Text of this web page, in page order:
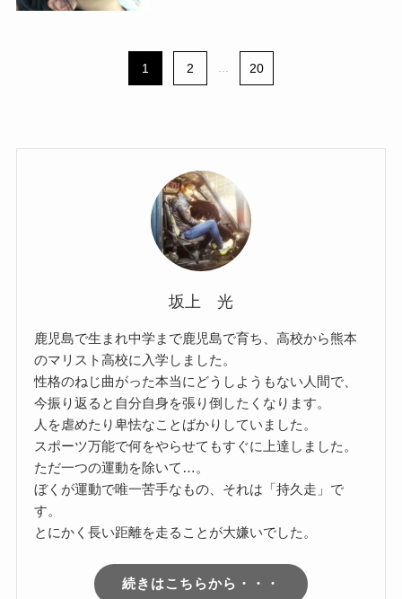
1 2 20
坂上 光
鹿児島で生まれ中学まで鹿児島で育ち、高校から熊本
のマリスト高校に入学しました。
性格のねじ曲がった本当にどうしようもない人間で、
今振り返ると自分自身を張り倒したくなります。
人を虐めたり卑怯なことばかりしていました。
スポーツ万能で何をやらせてもすぐに上達しました。
ただ一つの運動を除いて…。
ぼくが運動で唯一苦手なもの、それは「持久走」で
す。
とにかく長い距離を走ることが大嫌いでした。
続きはこちらから・・・